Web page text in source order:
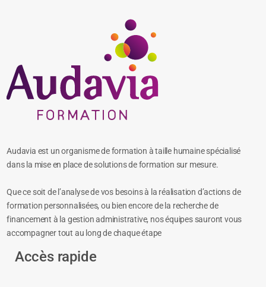
Audavia est un organisme de formation à taille humaine spécialisé
dans la mise en place de solutions de formation sur mesure.
Que ce soit de l’analyse de vos besoins à la réalisation d’actions de
formation personnalisées, ou bien encore de la recherche de
financement à la gestion administrative, nos équipes sauront vous
accompagner tout au long de chaque étape
Accès rapide